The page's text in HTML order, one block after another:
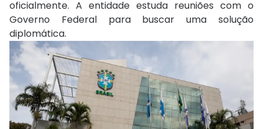
oficialmente. A entidade estuda reuniões com o
Governo Federal para buscar uma solução
diplomática.